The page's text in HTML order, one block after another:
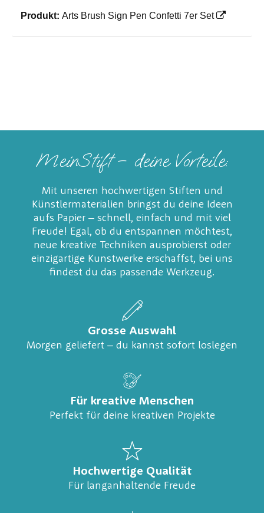
Produkt: Arts Brush Sign Pen Confetti 7er Set
MeinStift – deine Vorteile:
Mit unseren hochwertigen Stiften und
Künstlermaterialien bringst du deine Ideen
aufs Papier – schnell, einfach und mit viel
Freude! Egal, ob du entspannen möchtest,
neue kreative Techniken ausprobierst oder
einzigartige Kunstwerke erschaffst, bei uns
findest du das passende Werkzeug.
Grosse Auswahl
Morgen geliefert – du kannst sofort loslegen
Für kreative Menschen
Perfekt für deine kreativen Projekte
Hochwertige Qualität
Für langanhaltende Freude